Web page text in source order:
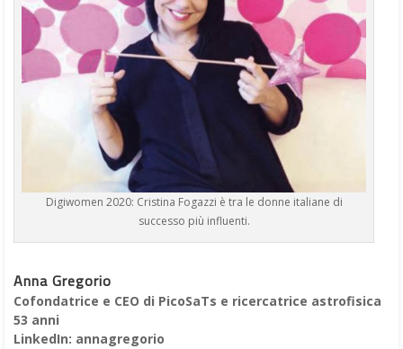
Digiwomen 2020: Cristina Fogazzi è tra le donne italiane di
successo più influenti.
Anna Gregorio
Cofondatrice e CEO di PicoSaTs e ricercatrice astrofisica
53 anni
LinkedIn: annagregorio